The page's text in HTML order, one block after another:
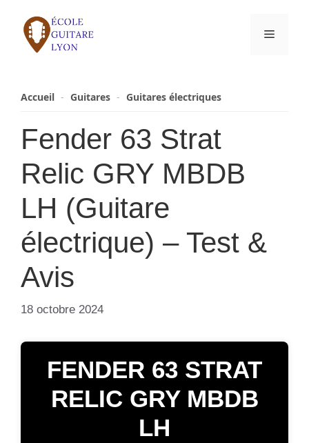
contenu
Menu
Accueil - Guitares - Guitares électriques
Fender 63 Strat
Relic GRY MBDB
LH (Guitare
électrique) – Test &
Avis
18 octobre 2024
FENDER 63 STRAT
RELIC GRY MBDB
LH